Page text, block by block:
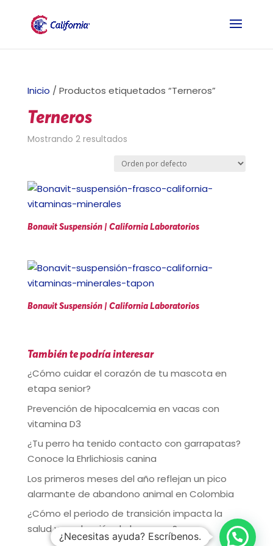
Inicio / Productos etiquetados “Terneros”
Terneros
Mostrando 2 resultados
Bonavit Suspensión | California Laboratorios
Bonavit Suspensión | California Laboratorios
También te podría interesar
¿Cómo cuidar el corazón de tu mascota en
etapa senior?
Prevención de hipocalcemia en vacas con
vitamina D3
¿Tu perro ha tenido contacto con garrapatas?
Conoce la Ehrlichiosis canina
Los primeros meses del año reflejan un pico
alarmante de abandono animal en Colombia
¿Cómo el periodo de transición impacta la
salud y producción de las vacas?
¿Necesitas ayuda? Escríbenos.